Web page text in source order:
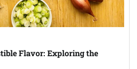
Flavor: Exploring the